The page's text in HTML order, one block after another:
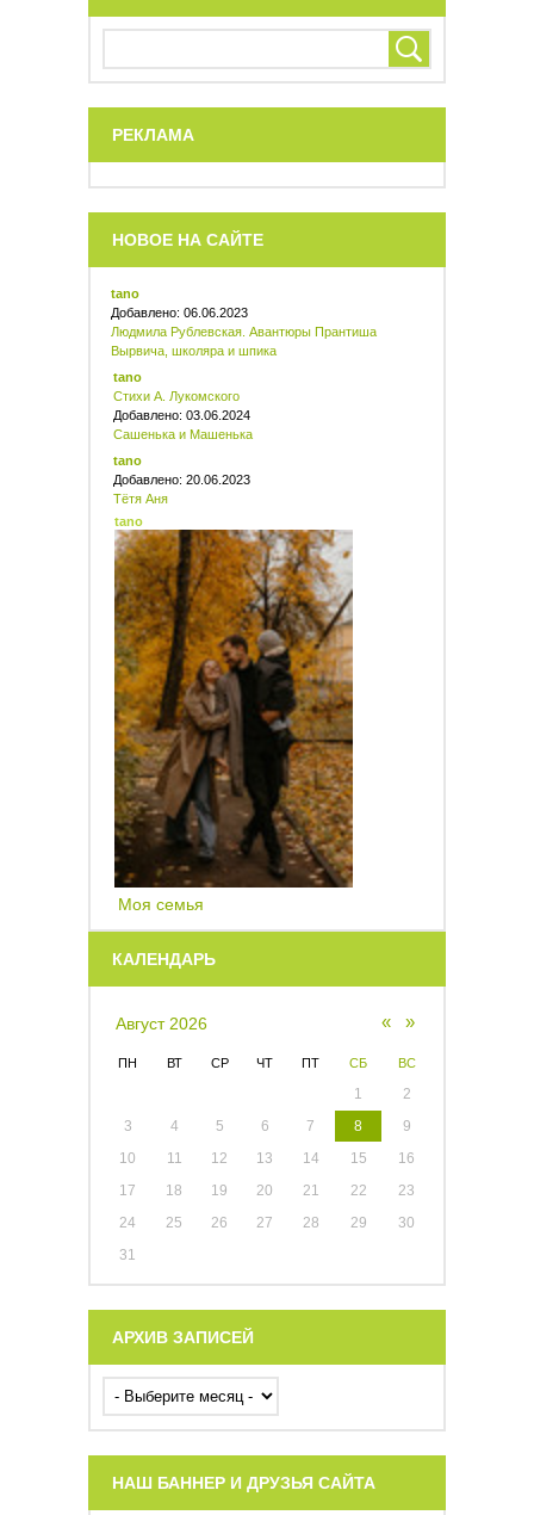
РЕКЛАМА
НОВОЕ НА САЙТЕ
tano
Добавлено: 06.06.2023
Людмила Рублевская. Авантюры Прантиша
Вырвича, школяра и шпика
tano
Стихи А. Лукомского
Добавлено: 03.06.2024
Сашенька и Машенька
tano
Добавлено: 20.06.2023
Тётя Аня
tano
Моя семья
КАЛЕНДАРЬ
«
Август 2026 »
ПН ВТ СР ЧТ ПТ СБ ВС
1
2
3
4 5 6 7 8
9
10
11 12 13 14 15
16
17
18 19 20 21 22
23
24
25 26 27 28 29
30
31
АРХИВ ЗАПИСЕЙ
НАШ БАННЕР И ДРУЗЬЯ САЙТА